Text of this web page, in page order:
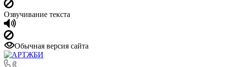
Озвучивание текста
Обычная версия сайта